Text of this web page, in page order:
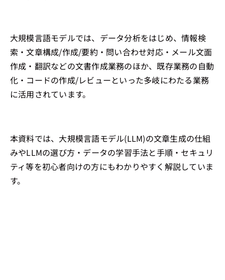
大規模言語モデルでは、データ分析をはじめ、情報検
索・文章構成/作成/要約・問い合わせ対応・メール文面
作成・翻訳などの文書作成業務のほか、既存業務の自動
化・コードの作成/レビューといった多岐にわたる業務
に活用されています。
本資料では、大規模言語モデル(LLM)の文章生成の仕組
みやLLMの選び方・データの学習手法と手順・セキュリ
ティ等を初心者向けの方にもわかりやすく解説していま
す。